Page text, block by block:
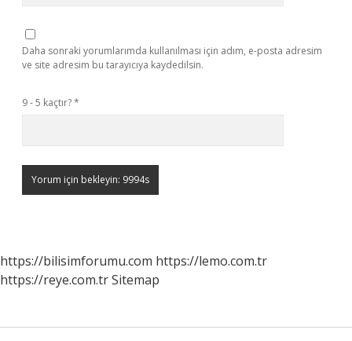
Daha sonraki yorumlarımda kullanılması için adım, e-posta adresim
ve site adresim bu tarayıcıya kaydedilsin.
9 - 5 kaçtır?*
https://bilisimforumu.com https://lemo.com.tr
https://reye.com.trSitemap